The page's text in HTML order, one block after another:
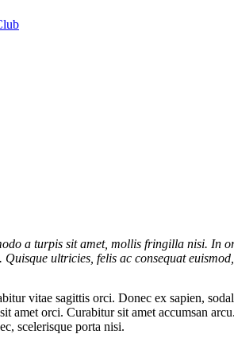
a turpis sit amet, mollis fringilla nisi. In
Quisque ultricies, felis ac consequat
vitae sagittis orci. Donec ex sapien,
amet orci. Curabitur sit amet accumsan
scelerisque porta nisi.